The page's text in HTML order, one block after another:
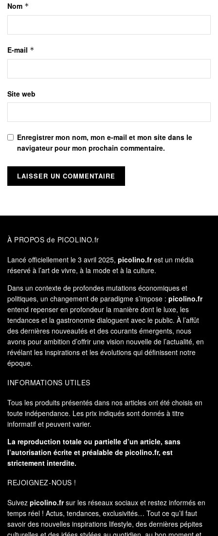
Nom *
E-mail *
Site web
Enregistrer mon nom, mon e-mail et mon site dans le
navigateur pour mon prochain commentaire.
À PROPOS de PICOLINO.fr
Lancé officiellement le 3 avril 2025, picolino.frest un média
réservé à l’art de vivre, à la mode et à la culture.
Dans un contexte de profondes mutations économiques et
politiques, un changement de paradigme s’impose : picolino.fr
entend repenser en profondeur la manière dont le luxe, les
tendances et la gastronomie dialoguent avec le public. À l’affût
des dernières nouveautés et des courants émergents, nous
avons pour ambition d’offrir une vision nouvelle de l’actualité, en
révélant les inspirations et les évolutions qui définissent notre
époque.
INFORMATIONS UTILES
Tous les produits présentés dans nos articles ont été choisis en
toute indépendance. Les prix indiqués sont donnés à titre
informatif et peuvent varier.
La reproduction totale ou partielle d’un article, sans
l’autorisation écrite et préalable de picolino.fr, est
strictement interdite.
REJOIGNEZ-NOUS !
Suivez picolino.frsur les réseaux sociaux et restez informés en
temps réel ! Actus, tendances, exclusivités… Tout ce qu’il faut
savoir des nouvelles inspirations lifestyle, des dernières pépites